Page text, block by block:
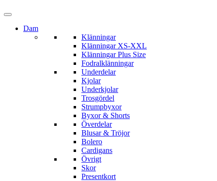
Dam
Klänningar
Klänningar XS-XXL
Klänningar Plus Size
Fodralklänningar
Underdelar
Kjolar
Underkjolar
Trosgördel
Strumpbyxor
Byxor & Shorts
Överdelar
Blusar & Tröjor
Bolero
Cardigans
Övrigt
Skor
Presentkort